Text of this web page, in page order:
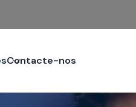
Contacte-nos